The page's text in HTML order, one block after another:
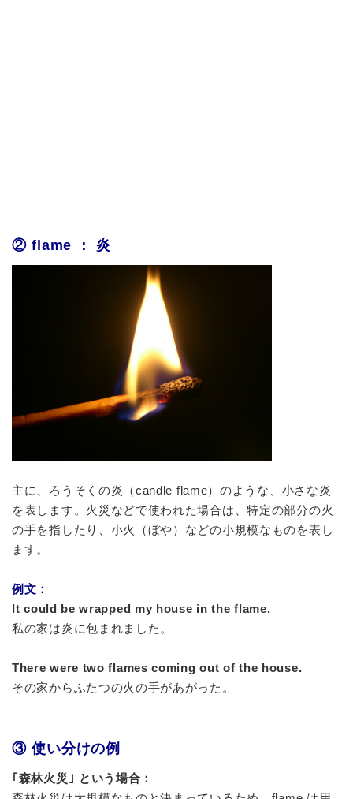
② flame ： 炎
主に、ろうそくの炎（candle flame）のような、小さな炎
を表します。火災などで使われた場合は、特定の部分の火
の手を指したり、小火（ぼや）などの小規模なものを表し
ます。
例文：
It could be wrapped my house in the flame.
私の家は炎に包まれました。
There were two flames coming out of the house.
その家からふたつの火の手があがった。
③ 使い分けの例
｢森林火災｣ という場合：